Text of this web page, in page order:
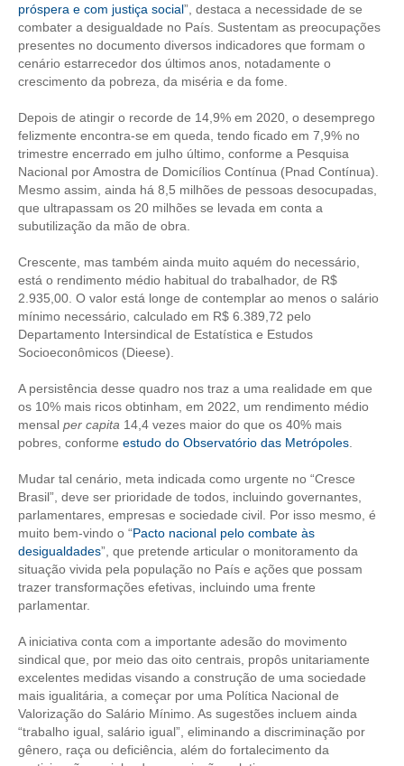
CONTRIBUIÇÃO ASSISTENCIAL
CONTRIBUIÇÃO ASSOCIATIVA OU ANUIDADE DE SÓCIO
REVISÃO DE APOSENTADORIA
FGTS EXPURGOS
FGTS CORREÇÃO
LEI 4.950-A/1966 – PISO SALARIAL
LEI 5.194/1966 – REGULAMENTAÇÃO DA PROFISSÃO
LEI 6.496/1977 – ART
RES 1.002/2002 – CÓDIGO DE ÉTICA
HOMOLOGAÇÕES
FIQUE POR DENTRO
APRESENTAÇÃO
CARREIRA
AUTÔNOMOS E SERVIÇOS
NEWSLETTER
próspera e com justiça social”, destaca a necessidade de se
combater a desigualdade no País. Sustentam as preocupações
presentes no documento diversos indicadores que formam o
cenário estarrecedor dos últimos anos, notadamente o
crescimento da pobreza, da miséria e da fome.
Depois de atingir o recorde de 14,9% em 2020, o desemprego
felizmente encontra-se em queda, tendo ficado em 7,9% no
trimestre encerrado em julho último, conforme a Pesquisa
Nacional por Amostra de Domicílios Contínua (Pnad Contínua).
Mesmo assim, ainda há 8,5 milhões de pessoas desocupadas,
que ultrapassam os 20 milhões se levada em conta a
subutilização da mão de obra.
Crescente, mas também ainda muito aquém do necessário,
está o rendimento médio habitual do trabalhador, de R$
2.935,00. O valor está longe de contemplar ao menos o salário
mínimo necessário, calculado em R$ 6.389,72 pelo
Departamento Intersindical de Estatística e Estudos
Socioeconômicos (Dieese).
A persistência desse quadro nos traz a uma realidade em que
os 10% mais ricos obtinham, em 2022, um rendimento médio
mensal per capita 14,4 vezes maior do que os 40% mais
pobres, conforme estudo do Observatório das Metrópoles.
Mudar tal cenário, meta indicada como urgente no “Cresce
Brasil”, deve ser prioridade de todos, incluindo governantes,
parlamentares, empresas e sociedade civil. Por isso mesmo, é
muito bem-vindo o “Pacto nacional pelo combate às
desigualdades”, que pretende articular o monitoramento da
situação vivida pela população no País e ações que possam
trazer transformações efetivas, incluindo uma frente
parlamentar.
A iniciativa conta com a importante adesão do movimento
sindical que, por meio das oito centrais, propôs unitariamente
excelentes medidas visando a construção de uma sociedade
mais igualitária, a começar por uma Política Nacional de
Valorização do Salário Mínimo. As sugestões incluem ainda
“trabalho igual, salário igual”, eliminando a discriminação por
gênero, raça ou deficiência, além do fortalecimento da